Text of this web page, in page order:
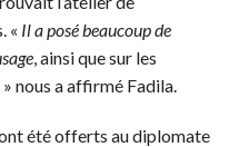
« Il a posé beaucoup de
, ainsi que sur les
nous a affirmé Fadila.
été offerts au diplomate